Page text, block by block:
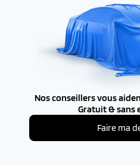
Nos conseillers vous
Gratuit & sans
Faire ma